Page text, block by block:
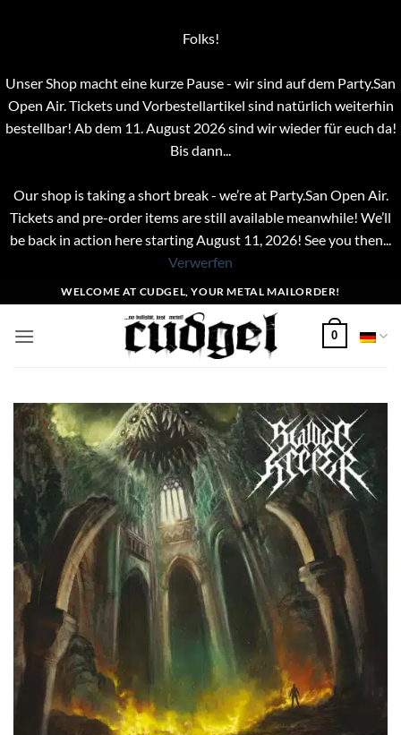
Folks!
Unser Shop macht eine kurze Pause - wir sind auf dem Party.San
Open Air. Tickets und Vorbestellartikel sind natürlich weiterhin
bestellbar! Ab dem 11. August 2026 sind wir wieder für euch da!
Bis dann...
Our shop is taking a short break - we’re at Party.San Open Air.
Tickets and pre-order items are still available meanwhile! We’ll
be back in action here starting August 11, 2026! See you then...
Verwerfen
Inhalt
springen
WELCOME AT CUDGEL, YOUR METAL MAILORDER!
0